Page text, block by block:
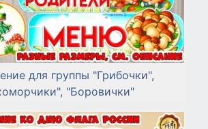
для группы "Грибочки",
"Боровички"